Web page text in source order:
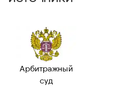
Арбитражный
суд